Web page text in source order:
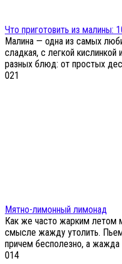
Что приготовить из малины:
Малина — одна из самых
сладкая, с легкой
разных блюд: от простых
021
Мятно-лимонный лимонад
Как же часто жарким летом
смысле жажду утолить.
причем бесполезно, а жажда
014